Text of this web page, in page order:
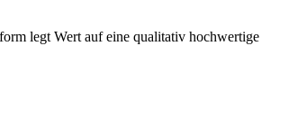
legt Wert auf eine qualitativ hochwertige